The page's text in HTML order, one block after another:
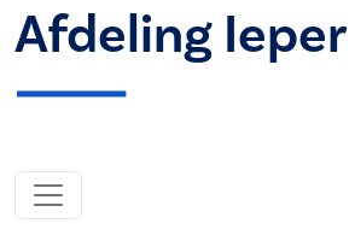
Afdeling Ieper